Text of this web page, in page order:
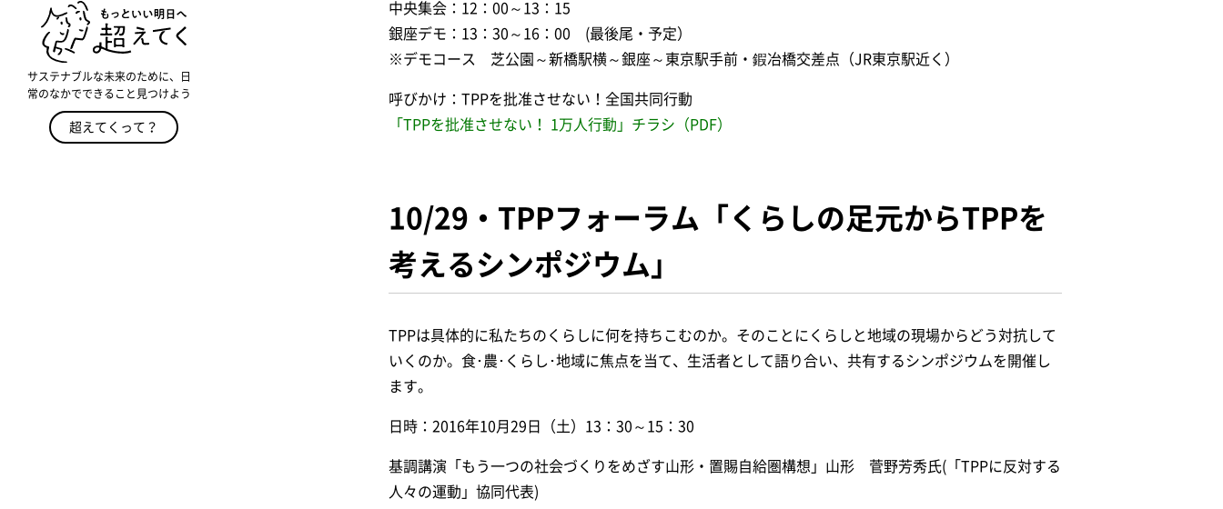
サステナブルな未来のために、日
常のなかでできること見つけよう
超えてくって？
中央集会：12：00～13：15
銀座デモ：13：30～16：00 (最後尾・予定）
※デモコース 芝公園～新橋駅横～銀座～東京駅手前・鍜冶橋交差点（JR東京駅近く）
呼びかけ：TPPを批准させない！全国共同行動
「TPPを批准させない！ 1万人行動」チラシ（PDF）
10/29・TPPフォーラム「くらしの足元からTPPを
考えるシンポジウム」
TPPは具体的に私たちのくらしに何を持ちこむのか。そのことにくらしと地域の現場からどう対抗して
いくのか。食･農･くらし･地域に焦点を当て、生活者として語り合い、共有するシンポジウムを開催し
ます。
日時：2016年10月29日（土）13：30～15：30
基調講演「もう一つの社会づくりをめざす山形・置賜自給圏構想」山形 菅野芳秀氏(「TPPに反対する
人々の運動」協同代表)